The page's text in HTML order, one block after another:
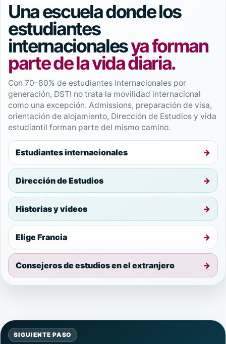
Una escuela donde los
estudiantes
internacionalesya forman
parte de la vida diaria.
Con 70–80% de estudiantes internacionales por
generación, DSTI no trata la movilidad internacional
como una excepción. Admissions, preparación de visa,
orientación de alojamiento, Dirección de Estudios y vida
estudiantil forman parte del mismo camino.
Estudiantes internacionales
Dirección de Estudios
Historias y videos
Elige Francia
Consejeros de estudios en el extranjero
SIGUIENTE PASO